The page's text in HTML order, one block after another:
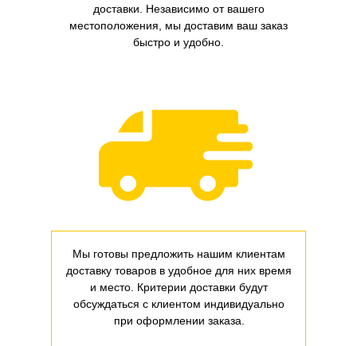
Мы готовы предложить нашим клиентам
доставку товаров в удобное для них время
и место. Критерии доставки будут
обсуждаться с клиентом индивидуально
при оформлении заказа.
доставки. Независимо от вашего
местоположения, мы доставим ваш заказ
быстро и удобно.